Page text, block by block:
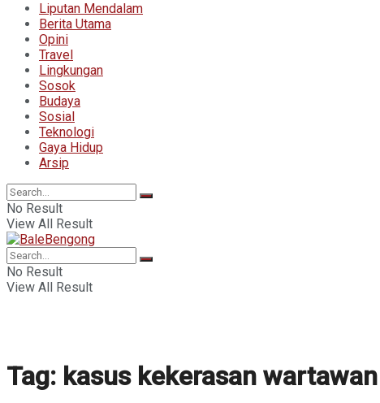
Liputan Mendalam
Berita Utama
Opini
Travel
Lingkungan
Sosok
Budaya
Sosial
Teknologi
Gaya Hidup
Arsip
No Result
View All Result
No Result
View All Result
Tag: kasus kekerasan wartawan